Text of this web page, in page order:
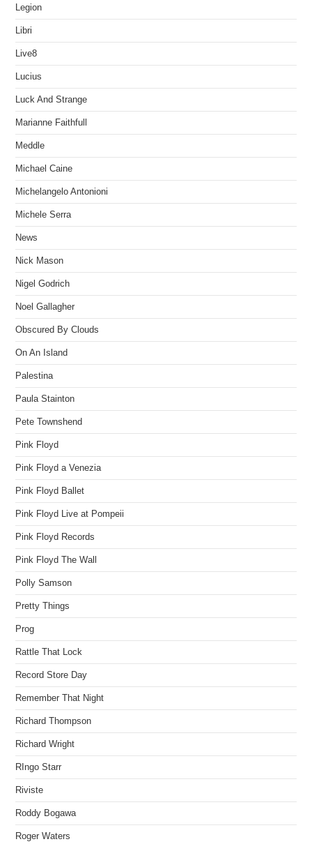
Legion
Libri
Live8
Lucius
Luck And Strange
Marianne Faithfull
Meddle
Michael Caine
Michelangelo Antonioni
Michele Serra
News
Nick Mason
Nigel Godrich
Noel Gallagher
Obscured By Clouds
On An Island
Palestina
Paula Stainton
Pete Townshend
Pink Floyd
Pink Floyd a Venezia
Pink Floyd Ballet
Pink Floyd Live at Pompeii
Pink Floyd Records
Pink Floyd The Wall
Polly Samson
Pretty Things
Prog
Rattle That Lock
Record Store Day
Remember That Night
Richard Thompson
Richard Wright
RIngo Starr
Riviste
Roddy Bogawa
Roger Waters